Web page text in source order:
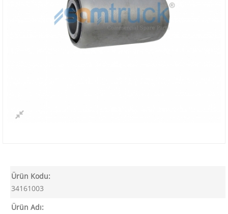
Ürün Kodu:
34161003
Ürün Adı: